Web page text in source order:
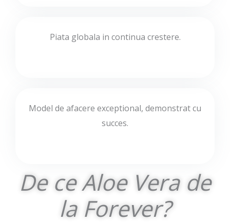
Piata globala in continua crestere.
Model de afacere exceptional, demonstrat cu
succes.
De ce Aloe Vera de
la Forever?